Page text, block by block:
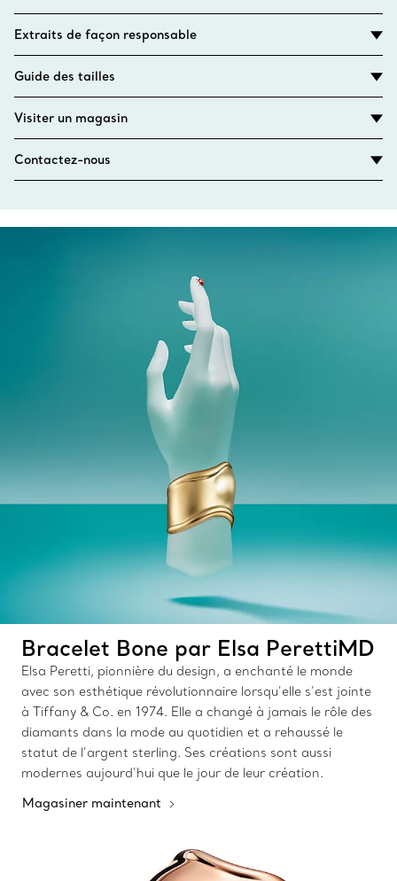
Extraits de façon responsable
Guide des tailles
Visiter un magasin
Contactez-nous
Bracelet Bone par Elsa PerettiMD
Elsa Peretti, pionnière du design, a enchanté le monde
avec son esthétique révolutionnaire lorsqu’elle s’est jointe
à Tiffany & Co. en 1974. Elle a changé à jamais le rôle des
diamants dans la mode au quotidien et a rehaussé le
statut de l’argent sterling. Ses créations sont aussi
modernes aujourd’hui que le jour de leur création.
Magasiner maintenant